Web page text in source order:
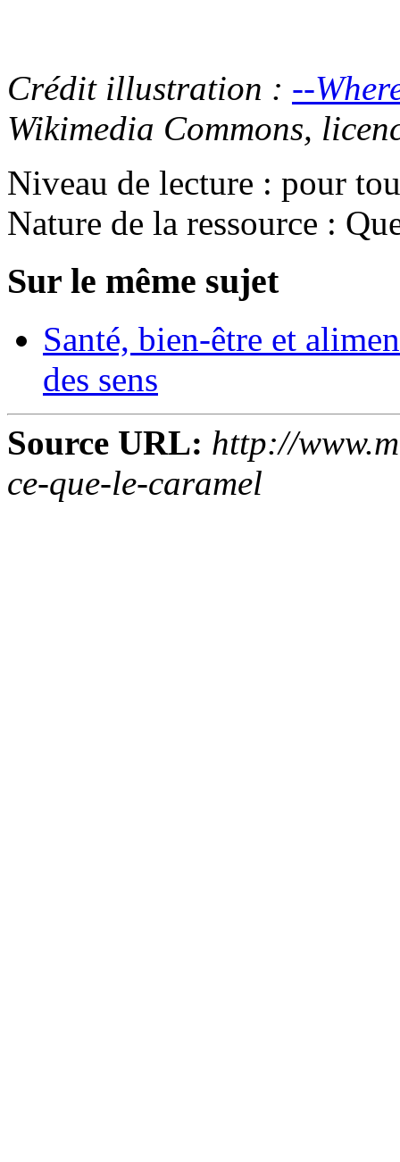
Crédit illustration : --
Wikimedia Commons,
Niveau de lecture : pour
Nature de la ressource :
Sur le même sujet
Santé, bien-être et
des sens
Source URL: http://
ce-que-le-caramel